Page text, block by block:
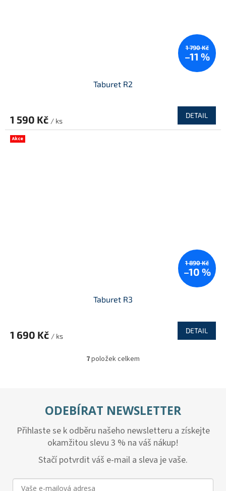
1 790 Kč
–11 %
Taburet R2
1 590 Kč / ks
DETAIL
Akce
1 890 Kč
–10 %
Taburet R3
1 690 Kč / ks
DETAIL
O
a
í
p
r
v
y
7položek celkem
ODEBÍRAT NEWSLETTER
Přihlaste se k odběru našeho newsletteru a získejte
okamžitou slevu 3 % na váš nákup!
Stačí potvrdit váš e-mail a sleva je vaše.